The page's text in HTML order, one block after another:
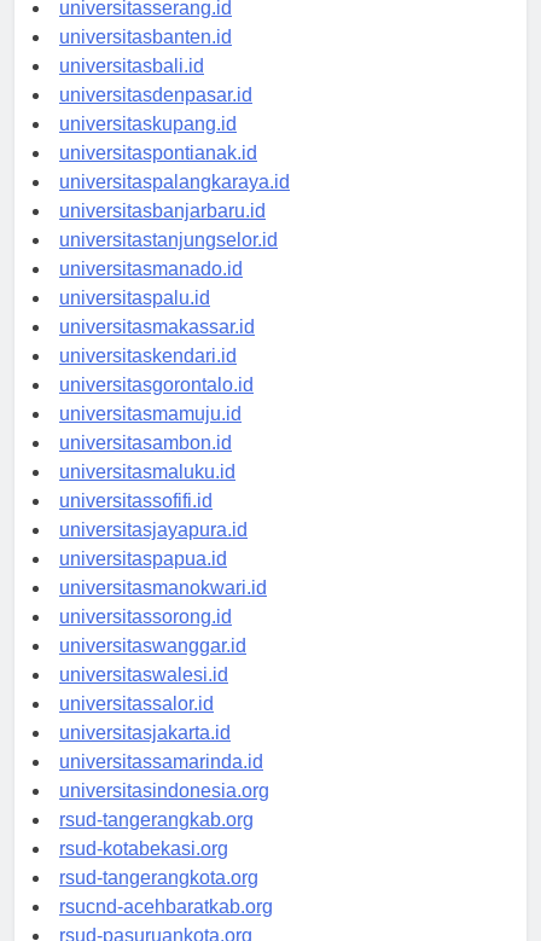
universitasserang.id
universitasbanten.id
universitasbali.id
universitasdenpasar.id
universitaskupang.id
universitaspontianak.id
universitaspalangkaraya.id
universitasbanjarbaru.id
universitastanjungselor.id
universitasmanado.id
universitaspalu.id
universitasmakassar.id
universitaskendari.id
universitasgorontalo.id
universitasmamuju.id
universitasambon.id
universitasmaluku.id
universitassofifi.id
universitasjayapura.id
universitaspapua.id
universitasmanokwari.id
universitassorong.id
universitaswanggar.id
universitaswalesi.id
universitassalor.id
universitasjakarta.id
universitassamarinda.id
universitasindonesia.org
rsud-tangerangkab.org
rsud-kotabekasi.org
rsud-tangerangkota.org
rsucnd-acehbaratkab.org